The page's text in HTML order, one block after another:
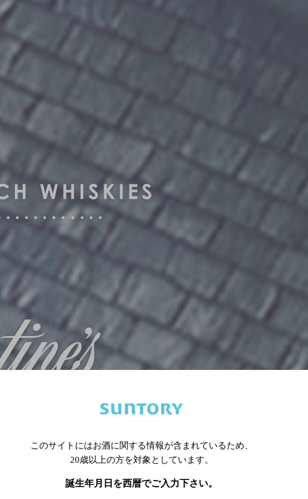
レンバーギーは国際的な酒類コンペティ
数々の賞を受賞しています。
このサイトにはお酒に関する情報が含まれているため、
20歳以上の方を対象としています。
誕生年月日を西暦でご入力下さい。